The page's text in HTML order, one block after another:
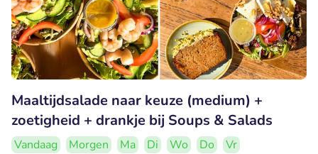
Maaltijdsalade naar keuze (medium) +
zoetigheid + drankje bij Soups & Salads
Vandaag Morgen Ma Di Wo Do
Vr